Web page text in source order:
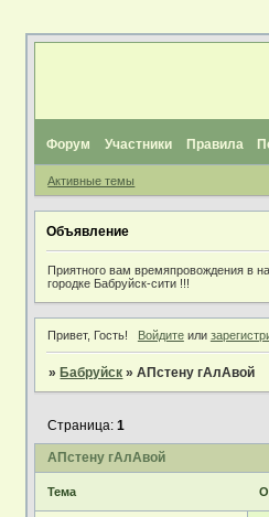
Форум Участники Правила
Активные темы
Объявление
Приятного вам времяпровождения в
городке Бабруйск-сити !!!
Привет, Гость! Войдитеили
»Бабруйск »АПстену гАлАвой
АПстену гАлАвой
Страница:1
Тема